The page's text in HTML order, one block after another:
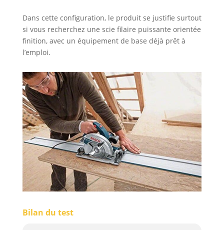
Dans cette configuration, le produit se justifie surtout
si vous recherchez une scie filaire puissante orientée
finition, avec un équipement de base déjà prêt à
l’emploi.
Bilan du test